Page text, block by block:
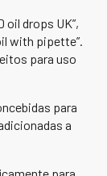
oil drops UK”,
with pipette”.
para uso
para
a
para